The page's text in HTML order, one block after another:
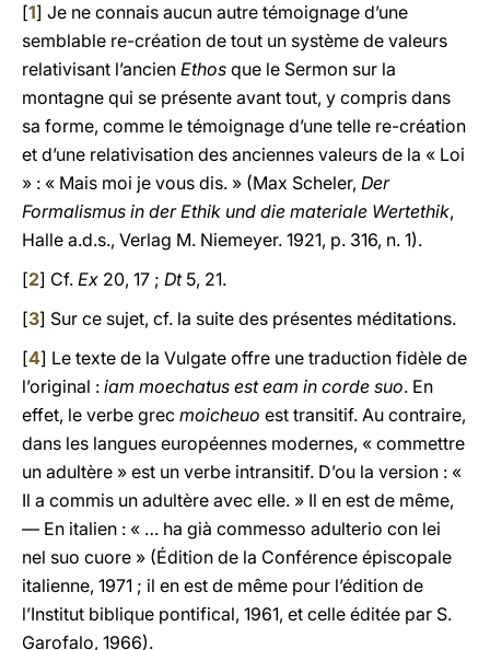
[1] Je ne connais aucun autre témoignage d’une
semblable re-création de tout un système de valeurs
relativisant l’ancien Ethos que le Sermon sur la
montagne qui se présente avant tout, y compris dans
sa forme, comme le témoignage d’une telle re-création
et d’une relativisation des anciennes valeurs de la « Loi
» : « Mais moi je vous dis. » (Max Scheler, Der
Formalismus in der Ethik und die materiale Wertethik,
Halle a.d.s., Verlag M. Niemeyer. 1921, p. 316, n. 1).
[2] Cf. Ex 20, 17 ; Dt5, 21.
[3] Sur ce sujet, cf. la suite des présentes méditations.
[4] Le texte de la Vulgate offre une traduction fidèle de
l’original : iam moechatus est eam in corde suo. En
effet, le verbe grec moicheuo est transitif. Au contraire,
dans les langues européennes modernes, « commettre
un adultère » est un verbe intransitif. D’ou la version : «
Il a commis un adultère avec elle. » Il en est de même,
— En italien : « … ha già commesso adulterio con lei
nel suo cuore » (Édition de la Conférence épiscopale
italienne, 1971 ; il en est de même pour l’édition de
l’Institut biblique pontifical, 1961, et celle éditée par S.
Garofalo, 1966).